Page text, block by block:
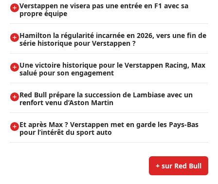
Verstappen ne visera pas une entrée en F1 avec sa
propre équipe
Hamilton la régularité incarnée en 2026, vers une fin de
série historique pour Verstappen ?
Une victoire historique pour le Verstappen Racing, Max
salué pour son engagement
Red Bull prépare la succession de Lambiase avec un
renfort venu d’Aston Martin
Et après Max ? Verstappen met en garde les Pays-Bas
pour l’intérêt du sport auto
+ sur Red Bull